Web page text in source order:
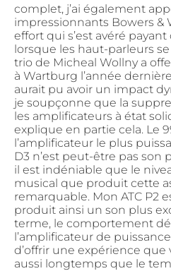
complet, j’ai également
impressionnants Bowers &
effort qui s’est avéré
lorsque les haut-parleurs se
trio de Micheal Wollny a
à Wartburg l’année
aurait pu avoir un impact
je soupçonne que la
les amplificateurs à état
explique en partie cela. Le
l’amplificateur le plus
D3 n’est peut-être pas son
il est indéniable que le
musical que produit cette
remarquable. Mon ATC P2
produit ainsi un son plus
terme, le comportement
l’amplificateur de
d’offrir une expérience
aussi longtemps que le